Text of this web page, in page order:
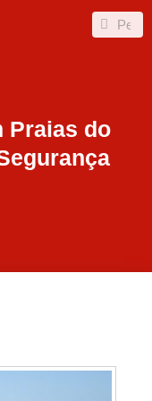
Search
Search
Praias do